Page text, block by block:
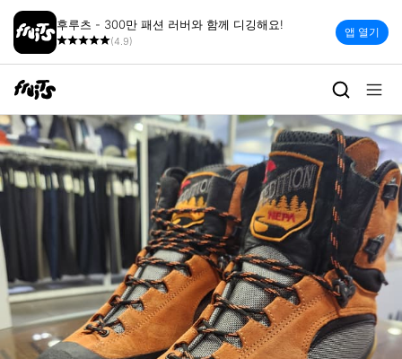
후루츠 - 300만 패션 러버와 함께 디깅해요!
(4.9)
앱 열기